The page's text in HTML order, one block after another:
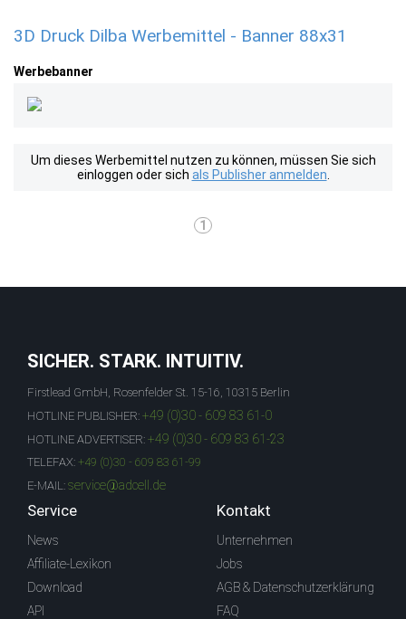
3D Druck Dilba Werbemittel - Banner 88x31
Werbebanner
Um dieses Werbemittel nutzen zu können, müssen Sie sich
einloggen oder sich als Publisher anmelden
1
SICHER. STARK. INTUITIV.
Firstlead GmbH, Rosenfelder St. 15-16, 10315 Berlin
HOTLINE PUBLISHER: +49 (0)30 - 609 83 61-0
HOTLINE ADVERTISER: +49 (0)30 - 609 83 61-23
TELEFAX: +49 (0)30 - 609 83 61-99
E-MAIL: service@adcell.de
Service
News
Affiliate-Lexikon
Download
API
Kontakt
Unternehmen
Jobs
AGB & Datenschutzerklärung
FAQ